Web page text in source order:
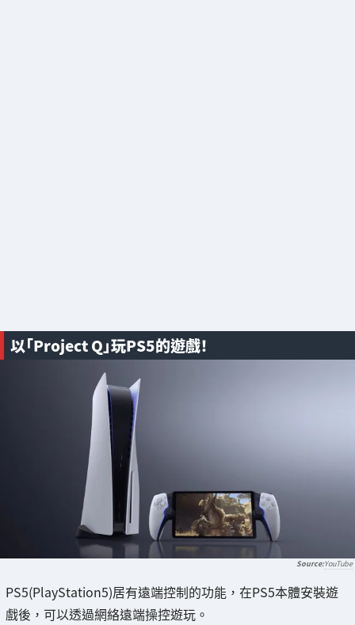
以「Project Q」玩PS5的遊戲！
YouTube
PS5(PlayStation5)居有遠端控制的功能，在PS5本體安裝遊
戲後，可以透過網絡遠端操控遊玩。